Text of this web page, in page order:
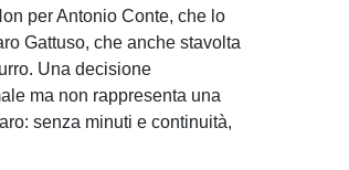
per Antonio Conte, che lo
Gattuso, che anche stavolta
Una decisione
ma non rappresenta una
senza minuti e continuità,